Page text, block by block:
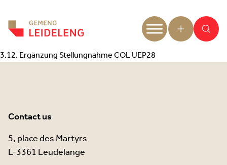
3.12. Ergänzung Stellungnahme COL UEP28
Contact us
5, place des Martyrs
L-3361 Leudelange